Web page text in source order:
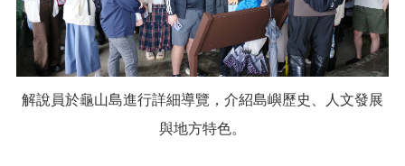
解說員於龜山島進行詳細導覽，介紹島嶼歷史、人文發展
與地方特色。